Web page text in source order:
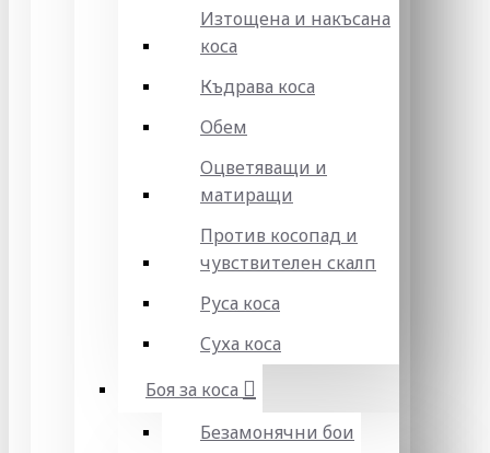
Изтощена и накъсана
коса
Къдрава коса
Обем
Оцветяващи и
матиращи
Против косопад и
чувствителен скалп
Руса коса
Суха коса
Боя за коса
Безамонячни бои